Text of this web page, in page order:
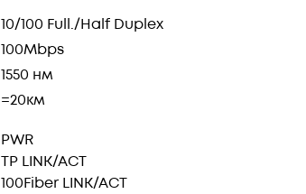
10/100 Full./Half Duplex
100Mbps
1550 нм
=20км
PWR
TP LINK/ACT
100Fiber LINK/ACT